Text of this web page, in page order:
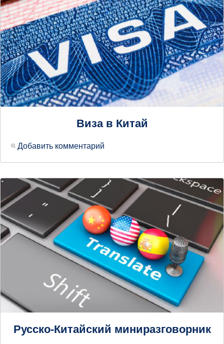
Виза в Китай
Добавить комментарий
Русско-Китайский миниразговорник